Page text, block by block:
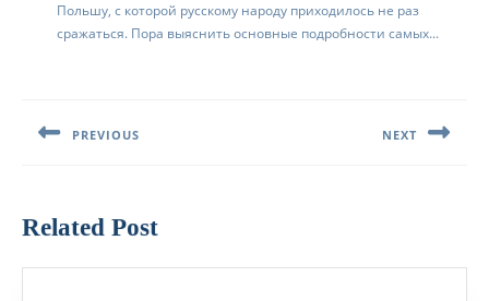
Польшу, с которой русскому народу приходилось не раз
сражаться. Пора выяснить основные подробности самых...
записям
PREVIOUS NEXT
Related Post